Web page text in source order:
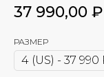
37 990,00 ₽
РАЗМЕР